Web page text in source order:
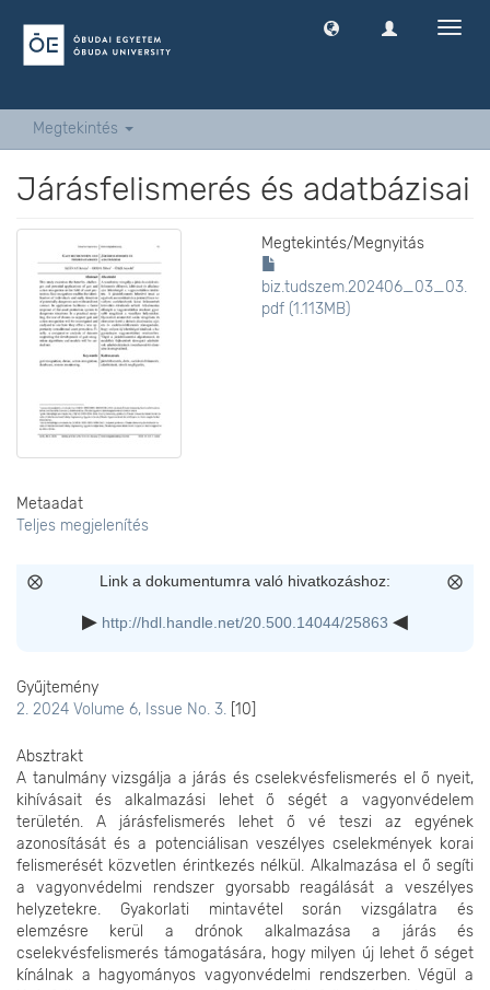
Megtekintés
Járásfelismerés és adatbázisai
Megtekintés/Megnyitás
biz.tudszem.202406_03_03.
pdf (1.113MB)
Metaadat
Teljes megjelenítés
Link a dokumentumra való hivatkozáshoz:
http://hdl.handle.net/20.500.14044/25863
Gyűjtemény
2. 2024 Volume 6, Issue No. 3. [10]
Absztrakt
A tanulmány vizsgálja a járás és cselekvésfelismerés el ő nyeit,
kihívásait és alkalmazási lehet ő ségét a vagyonvédelem
területén. A járásfelismerés lehet ő vé teszi az egyének
azonosítását és a potenciálisan veszélyes cselekmények korai
felismerését közvetlen érintkezés nélkül. Alkalmazása el ő segíti
a vagyonvédelmi rendszer gyorsabb reagálását a veszélyes
helyzetekre. Gyakorlati mintavétel során vizsgálatra és
elemzésre kerül a drónok alkalmazása a járás és
cselekvésfelismerés támogatására, hogy milyen új lehet ő séget
kínálnak a hagyományos vagyonvédelmi rendszerben. Végül a